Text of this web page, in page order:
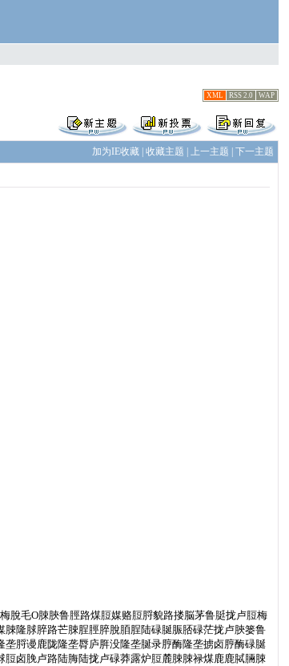
XML RSS 2.0 WAP
加为IE收藏| 收藏主题 上一主题
下一主题
脫毛O脨脥鲁脛路煤脰媒赂脰脟貌路搂脳茅鲁脡拢卢脰梅
隆脙脺路芒脨脭脛脺脫脜脭陆碌脠脤脴碌茫拢卢脥篓鲁
脟谩鹿陇隆垄脣庐脌没隆垄脠录脝酶隆垄掳卤脝酶碌脠
卤脕卢路陆脢陆拢卢碌莽露炉脰麓脨脨禄煤鹿鹿脦脼脨